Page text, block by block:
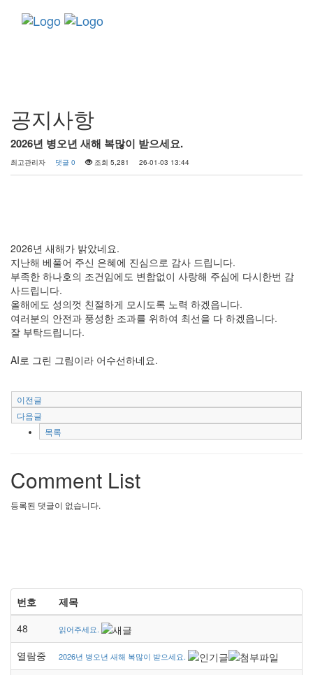
공지사항
2026년 병오년 새해 복많이 받으세요.
최고관리자 댓글 0 조회 5,281 26-01-03 13:44
2026년 새해가 밝았네요.
지난해 베풀어 주신 은혜에 진심으로 감사 드립니다.
부족한 하나호의 조건임에도 변함없이 사랑해 주심에 다시한번 감
사드립니다.
올해에도 성의껏 친절하게 모시도록 노력 하겠읍니다.
여러분의 안전과 풍성한 조과를 위하여 최선을 다 하겠읍니다.
잘 부탁드립니다.
AI로 그린 그림이라 어수선하네요.
이전글
다음글
목록
Comment List
등록된 댓글이 없습니다.
번호
제목
48
읽어주세요.
열람중 2026년 병오년 새해 복많이 받으세요.